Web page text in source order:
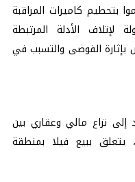
بتحطيم كاميرات المراقبة
الأدلة المرتبطة
بإثارة الفوضى والتسبب في
إلى نزاع مالي وعقاري بين
يتعلق ببيع فيلا بمنطقة